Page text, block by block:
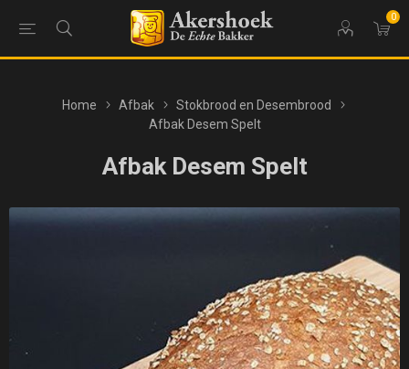
0
Home Afbak
Stokbrood en Desembrood
Afbak Desem Spelt
Afbak Desem Spelt